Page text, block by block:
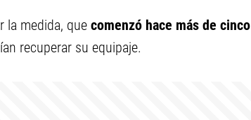
la medida, que comenzó hace más de cinco
recuperar su equipaje.